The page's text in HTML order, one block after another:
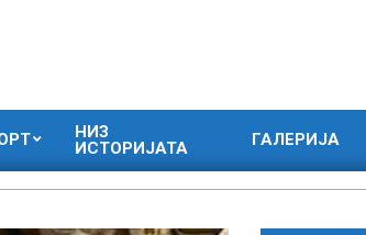
НИЗ
ИСТОРИЈАТА
ГАЛЕРИЈА